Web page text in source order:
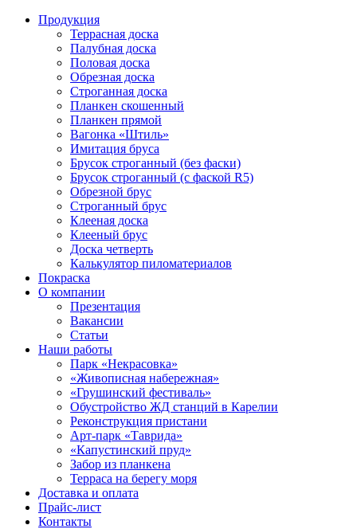
Продукция
Террасная доска
Палубная доска
Половая доска
Обрезная доска
Строганная доска
Планкен скошенный
Планкен прямой
Вагонка «Штиль»
Имитация бруса
Брусок строганный (без фаски)
Брусок строганный (с фаской R5)
Обрезной брус
Строганный брус
Клееная доска
Клееный брус
Доска четверть
Калькулятор пиломатериалов
Покраска
О компании
Презентация
Вакансии
Статьи
Наши работы
Парк «Некрасовка»
«Живописная набережная»
«Грушинский фестиваль»
Обустройство ЖД станций в Карелии
Реконструкция пристани
Арт-парк «Таврида»
«Капустинский пруд»
Забор из планкена
Терраса на берегу моря
Доставка и оплата
Прайс-лист
Контакты